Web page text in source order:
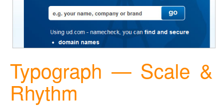
Typograph — Scale &
Rhythm